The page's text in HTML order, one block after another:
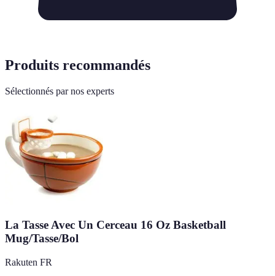
Produits recommandés
Sélectionnés par nos experts
La Tasse Avec Un Cerceau 16 Oz Basketball
Mug/Tasse/Bol
Rakuten FR